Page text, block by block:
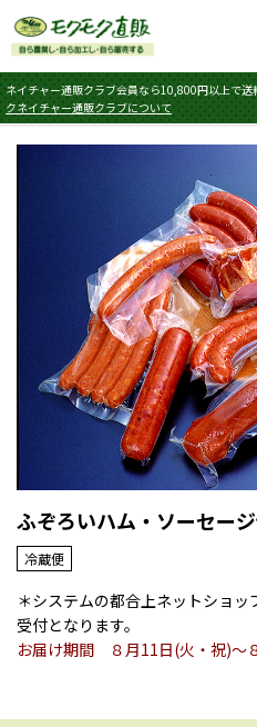
ネイチャー通販クラブ会員なら10,800円以上で
クネイチャー通販クラブについて
ふぞろいハム・ソーセー
冷蔵便
＊システムの都合上ネットショ
受付となります。
お届け期間 ８月11日(火・祝)～